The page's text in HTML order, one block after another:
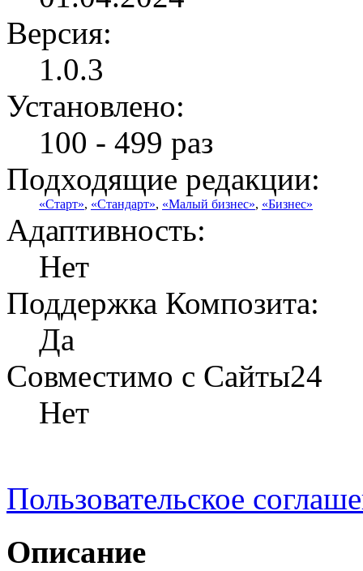
Версия:
1.0.3
Установлено:
100 - 499 раз
Подходящие редакции:
«Старт», «Стандарт», «Малый бизнес», «Бизнес»
Адаптивность:
Нет
Поддержка Композита:
Да
Совместимо с Сайты24
Нет
Пользовательское
Описание